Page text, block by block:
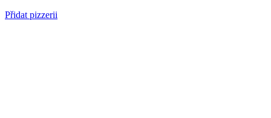
Přidat pizzerii